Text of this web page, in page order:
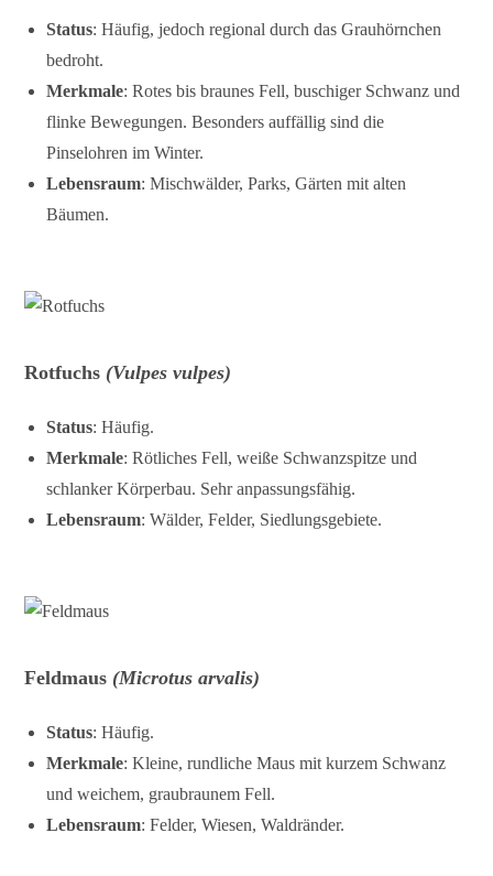
Status: Häufig, jedoch regional durch das Grauhörnchen
bedroht.
Merkmale: Rotes bis braunes Fell, buschiger Schwanz und
flinke Bewegungen. Besonders auffällig sind die
Pinselohren im Winter.
Lebensraum: Mischwälder, Parks, Gärten mit alten
Bäumen.
Rotfuchs (Vulpes vulpes)
Status: Häufig.
Merkmale: Rötliches Fell, weiße Schwanzspitze und
schlanker Körperbau. Sehr anpassungsfähig.
Lebensraum: Wälder, Felder, Siedlungsgebiete.
Feldmaus (Microtus arvalis)
Status: Häufig.
Merkmale: Kleine, rundliche Maus mit kurzem Schwanz
und weichem, graubraunem Fell.
Lebensraum: Felder, Wiesen, Waldränder.